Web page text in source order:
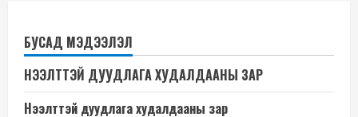
БУСАД МЭДЭЭЛЭЛ
НЭЭЛТТЭЙ ДУУДЛАГА ХУДАЛДААНЫ ЗАР
Нээлттэй дуудлага худалдааны зар